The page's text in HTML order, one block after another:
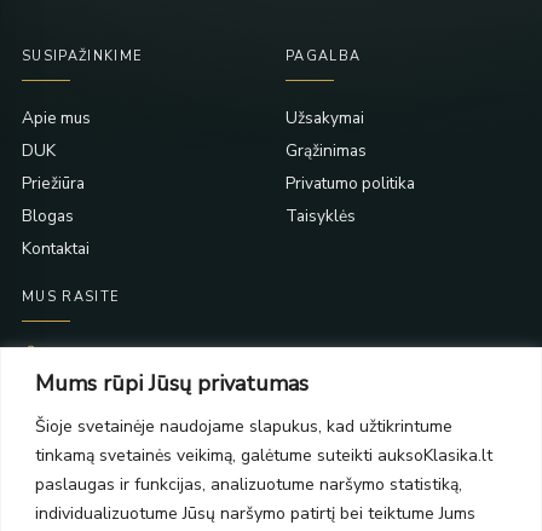
Mums rūpi Jūsų privatumas
Šioje svetainėje naudojame slapukus, kad užtikrintume
tinkamą svetainės veikimą, galėtume suteikti auksoKlasika.lt
paslaugas ir funkcijas, analizuotume naršymo statistiką,
individualizuotume Jūsų naršymo patirtį bei teiktume Jums
SUSIPAŽINKIME
Apie mus
DUK
Priežiūra
Blogas
Kontaktai
PAGALBA
Užsakymai
Grąžinimas
Privatumo politika
Taisyklės
MUS RASITE
PC Molas, Klaipėda
PC BIG 2, Klaipėda
Šilutės pl. 35
PC Banginis, Klaipėda
NAUJIENLAIŠKIS